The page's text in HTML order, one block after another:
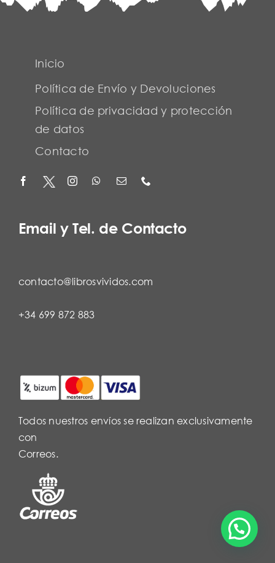
Inicio
Política de Envío y Devoluciones
Política de privacidad y protección
de datos
Contacto
Email y Tel. de Contacto
contacto@librosvividos.com
+34 699 872 883
Todos nuestros envíos se realizan exclusivamente
con
Correos.